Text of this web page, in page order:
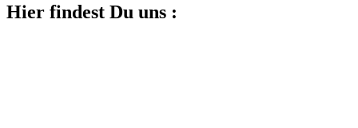
Hier findest Du uns :